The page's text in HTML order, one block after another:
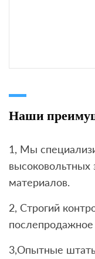
Наши
1, Мы
высоковольтных
материалов.
2, Строгий
3,Опытные